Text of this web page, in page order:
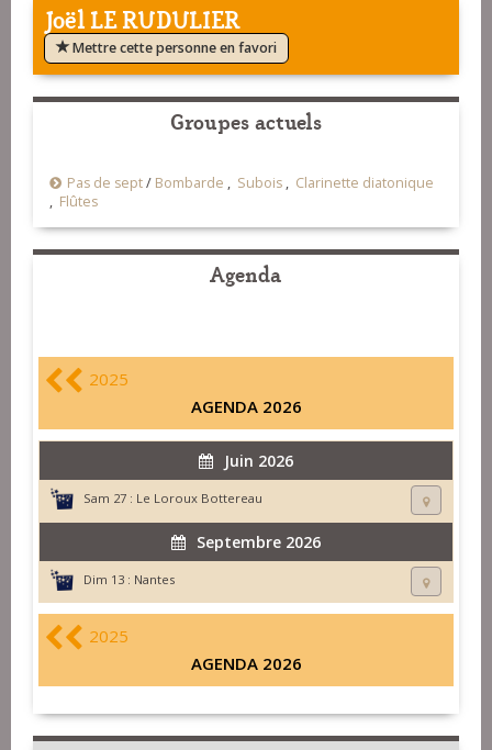
Joël LE RUDULIER
Mettre cette personne en favori
Groupes actuels
Pas de sept/ Bombarde , Subois , Clarinette diatonique
, Flûtes
Agenda
2025
AGENDA 2026
Juin 2026
Sam 27 : Le Loroux Bottereau
Septembre 2026
Dim 13 : Nantes
2025
AGENDA 2026